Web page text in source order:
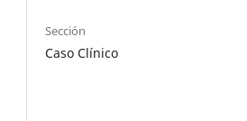
Sección
Caso Clínico